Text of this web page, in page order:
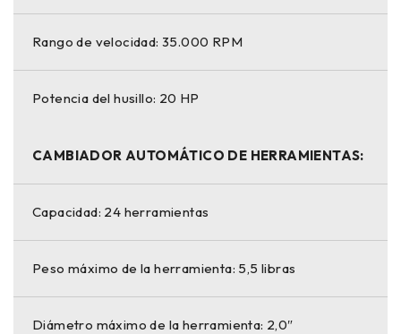
Rango de velocidad: 35.000 RPM
Potencia del husillo: 20 HP
CAMBIADOR AUTOMÁTICO DE HERRAMIENTAS:
Capacidad: 24 herramientas
Peso máximo de la herramienta: 5,5 libras
Diámetro máximo de la herramienta: 2,0″